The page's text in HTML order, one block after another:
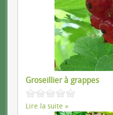
Groseillier à grappes
Lire la suite